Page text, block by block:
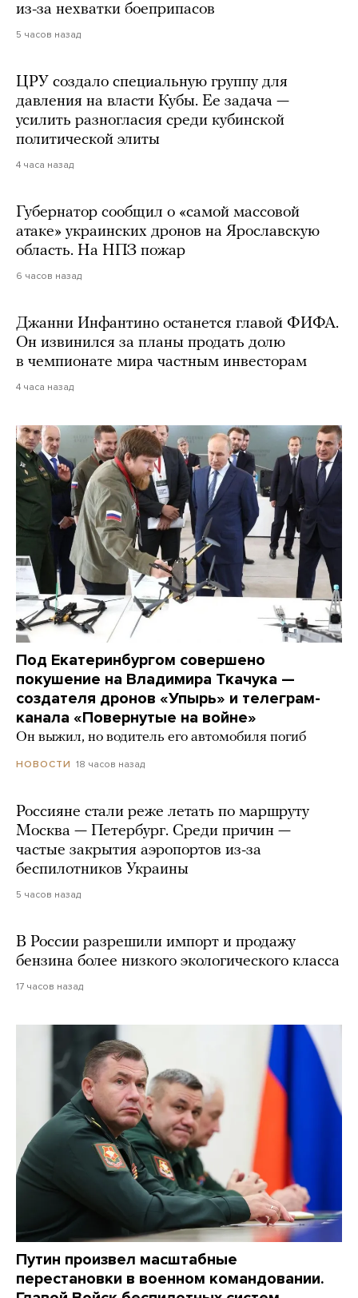
из-за нехватки боеприпасов
5 часов назад
ЦРУ создало специальную группу для
давления на власти Кубы. Ее задача —
усилить разногласия среди кубинской
политической элиты
4 часа назад
Губернатор сообщил о «самой массовой
атаке» украинских дронов на Ярославскую
область. На НПЗ пожар
6 часов назад
Джанни Инфантино останется главой ФИФА.
Он извинился за планы продать долю
в чемпионате мира частным инвесторам
4 часа назад
Под Екатеринбургом совершено
покушение на Владимира Ткачука —
создателя дронов «Упырь» и телеграм-
канала «Повернутые на войне»
Он выжил, но водитель его автомобиля погиб
НОВОСТИ 18 часов назад
Россияне стали реже летать по маршруту
Москва — Петербург. Среди причин —
частые закрытия аэропортов из-за
беспилотников Украины
5 часов назад
В России разрешили импорт и продажу
бензина более низкого экологического класса
17 часов назад
Путин произвел масштабные
перестановки в военном командовании.